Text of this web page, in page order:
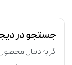
جستجو در
اگر به دنبال